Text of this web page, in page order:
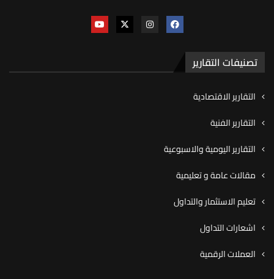
تصنيفات التقارير
التقارير الاقتصادية
التقارير الفنية
التقارير اليومية والاسبوعية
مقالات عامة و تعليمية
تعليم الاستثمار والتداول
اشعارات التداول
العملات الرقمية